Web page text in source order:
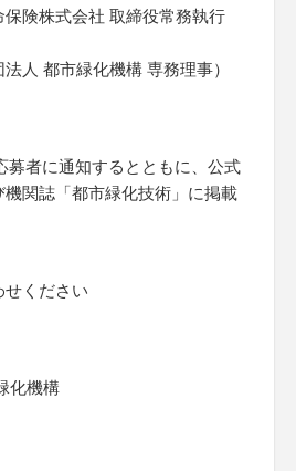
保険株式会社 取締役常務執行
人 都市緑化機構 専務理事）
募者に通知するとともに、公式
関誌「都市緑化技術」に掲載
せください
化機構